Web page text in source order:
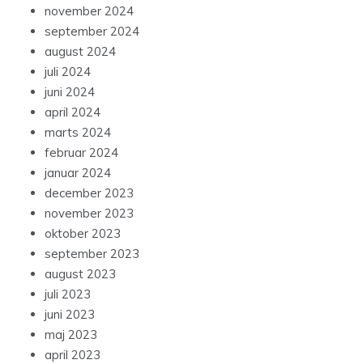
november 2024
september 2024
august 2024
juli 2024
juni 2024
april 2024
marts 2024
februar 2024
januar 2024
december 2023
november 2023
oktober 2023
september 2023
august 2023
juli 2023
juni 2023
maj 2023
april 2023